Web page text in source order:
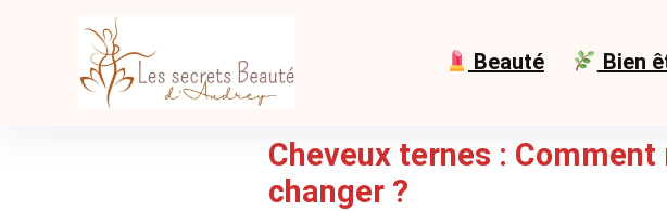
Beauté Bien
Cheveux ternes :
changer ?